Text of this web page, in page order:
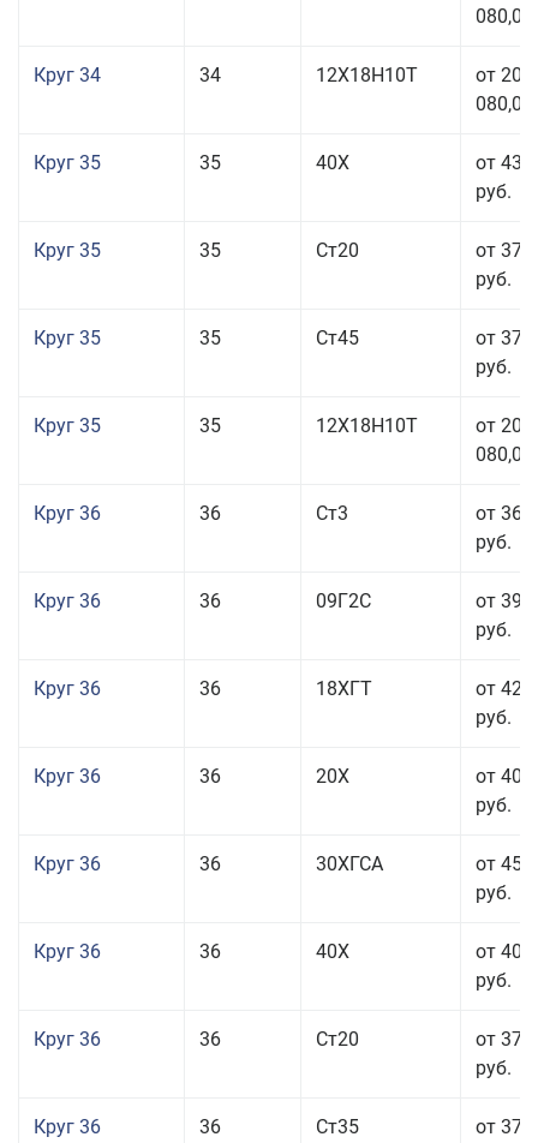
080,00
Круг 34 34 12Х18Н10Т
от 208
080,00
Круг 35 35 40Х
от 43
руб.
Круг 35 35 Ст20
от 37
руб.
Круг 35 35 Ст45
от 37
руб.
Круг 35 35 12Х18Н10Т
от 208
080,00
Круг 36 36 Ст3
от 36
руб.
Круг 36 36 09Г2С
от 39
руб.
Круг 36 36 18ХГТ
от 42
руб.
Круг 36 36 20Х
от 40
руб.
Круг 36 36 30ХГСА
от 45
руб.
Круг 36 36 40Х
от 40
руб.
Круг 36 36 Ст20
от 37
руб.
Круг 36 36 Ст35
от 37